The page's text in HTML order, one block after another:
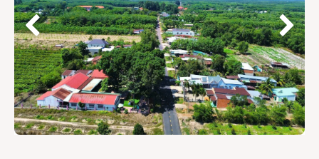
Trang chủ
Dự án
Mua bán
Cho thuê